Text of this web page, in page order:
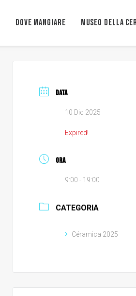
Dove mangiare Museo della
DATA
10 Dic 2025
Expired!
ORA
9:00 - 19:00
CATEGORIA
Céramica 2025